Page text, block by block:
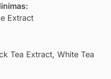
Extract
Tea Extract, White Tea